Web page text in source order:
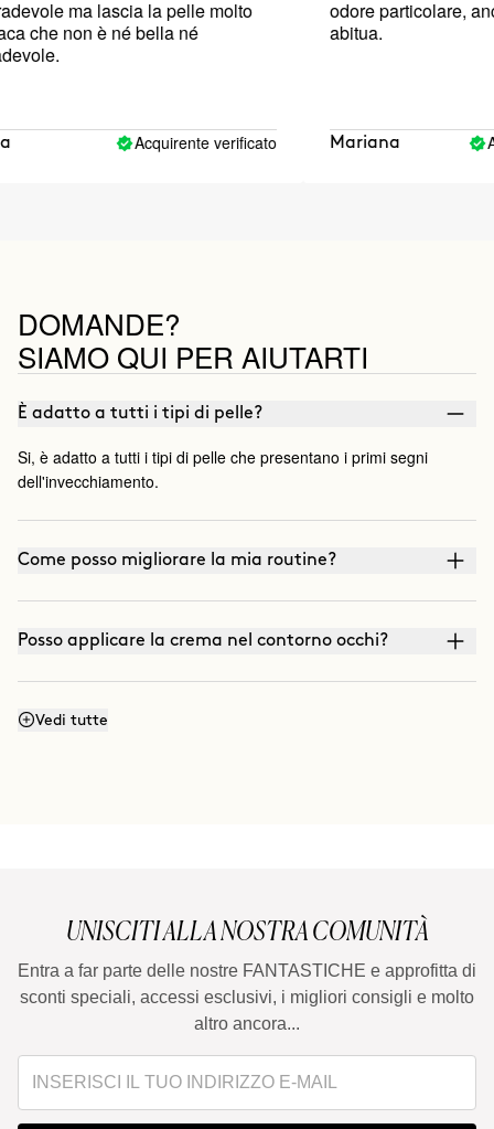
ma lascia la pelle molto
che non è né bella né
Acquirente verificato
odore particolare,
abitua.
Mariana
DOMANDE?
SIAMO QUI PER AIUTARTI
È adatto a tutti i tipi di pelle?
Si, è adatto a tutti i tipi di pelle che presentano i primi segni
dell'invecchiamento.
Come posso migliorare la mia routine?
Posso applicare la crema nel contorno occhi?
Ha un fattore di protezione solare?
Vedi tutte
UNISCITI ALLA NOSTRA COMUNITÀ
Entra a far parte delle nostre FANTASTICHE e approfitta di
sconti speciali, accessi esclusivi, i migliori consigli e molto
altro ancora...